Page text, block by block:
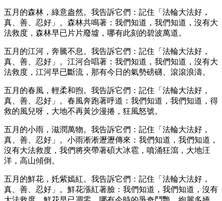
五月的森林，綠意盎然。我告訴它們：記住「法輪大法好，
真、善、忍好」。森林共鳴著：我們知道，我們知道，沒有大
法救度，森林早已片片廢墟，哪有此刻的碧波萬道。
五月的江河，奔騰不息。我告訴它們：記住「法輪大法好，
真、善、忍好」。江河合唱著：我們知道，我們知道，沒有大
法救度，江河早已斷流，那有今日的氣勢磅礴、滾滾浪濤。
五月的春風，輕柔和煦。我告訴它們：記住「法輪大法好，
真、善、忍好」。春風奔跑著呼道：我們知道，我們知道，得
救的風兒呀，大地不再黃沙漫捲，狂風怒號。
五月的小雨，滋潤萬物。我告訴它們：記住「法輪大法好，
真、善、忍好」。小雨淅淅瀝瀝傳來：我們知道，我們知道，
沒有大法救度，我們將夾帶著碩大冰雹，噴涌狂瀉，大地汪
洋，高山傾倒。
五月的鮮花，奼紫嫣紅。我告訴它們：記住「法輪大法好，
真、善、忍好」。鮮花漲紅著臉：我們知道，我們知道，沒有